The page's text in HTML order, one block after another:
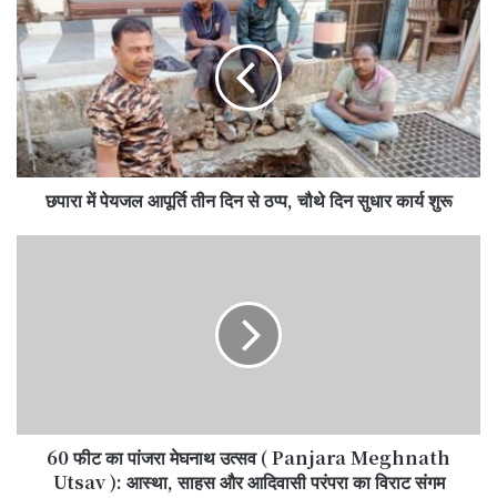
में
पेयजल
आपूर्ति
तीन
दिन
से
ठप्प,
चौथे
छपारा में पेयजल आपूर्ति तीन दिन से ठप्प, चौथे दिन सुधार कार्य शुरू
Meghnath
Utsav60 फीट का पांजरा मेघनाथ उत्सव ( Panjara Meghnath
Utsav ): आस्था, साहस और आदिवासी परंपरा का विराट संगम